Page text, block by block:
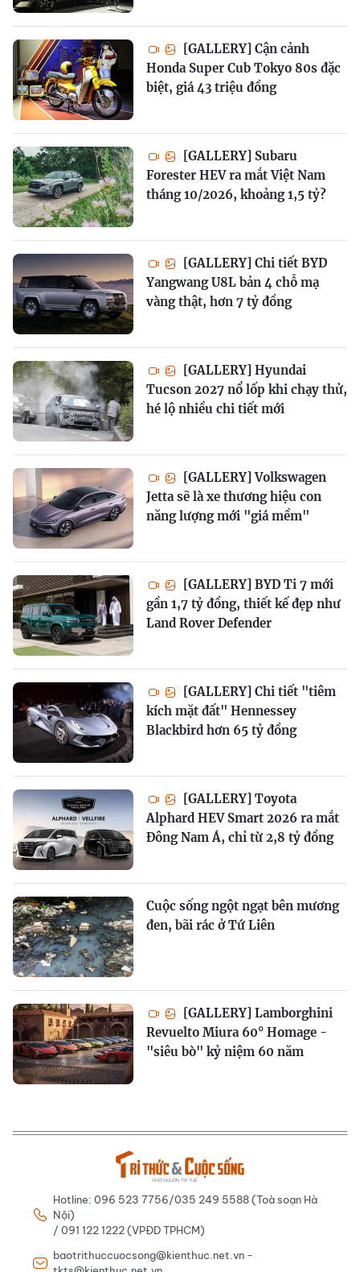
[GALLERY] Cận cảnh
Honda Super Cub Tokyo 80s đặc
biệt, giá 43 triệu đồng
[GALLERY] Subaru
Forester HEV ra mắt Việt Nam
tháng 10/2026, khoảng 1,5 tỷ?
[GALLERY] Chi tiết BYD
Yangwang U8L bản 4 chỗ mạ
vàng thật, hơn 7 tỷ đồng
[GALLERY] Hyundai
Tucson 2027 nổ lốp khi chạy thử,
hé lộ nhiều chi tiết mới
[GALLERY] Volkswagen
Jetta sẽ là xe thương hiệu con
năng lượng mới "giá mềm"
[GALLERY] BYD Ti 7 mới
gần 1,7 tỷ đồng, thiết kế đẹp như
Land Rover Defender
[GALLERY] Chi tiết "tiêm
kích mặt đất" Hennessey
Blackbird hơn 65 tỷ đồng
[GALLERY] Toyota
Alphard HEV Smart 2026 ra mắt
Đông Nam Á, chỉ từ 2,8 tỷ đồng
Cuộc sống ngột ngạt bên mương
đen, bãi rác ở Tứ Liên
[GALLERY] Lamborghini
Revuelto Miura 60° Homage -
"siêu bò" kỷ niệm 60 năm
Hotline: 096 523 7756/035 249 5588 (Toà soạn Hà
Nội)
/ 091 122 1222 (VPĐD TPHCM)
baotrithuccuocsong@kienthuc.net.vn -